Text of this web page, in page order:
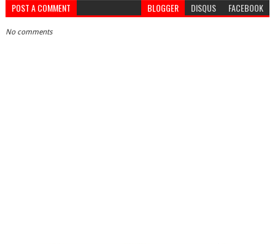
POST A COMMENT BLOGGER DISQUS FACEBOOK
No comments